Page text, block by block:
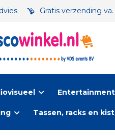
Gratis verzending
Tassen, racks en